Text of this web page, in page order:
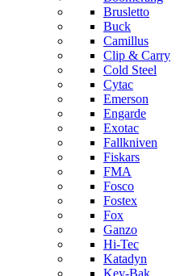
Brusletto
Buck
Camillus
Clip & Carry
Cold Steel
Cytac
Emerson
Engarde
Exotac
Fallkniven
Fiskars
FMA
Fosco
Fostex
Fox
Ganzo
Hi-Tec
Katadyn
Key-Bak